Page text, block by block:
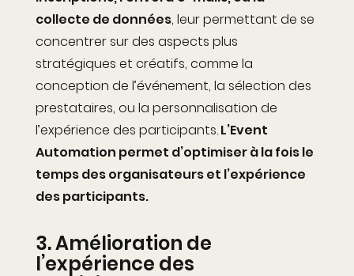
collecte de données, leur permettant de se
concentrer sur des aspects plus
stratégiques et créatifs, comme la
conception de l’événement, la sélection des
prestataires, ou la personnalisation de
l’expérience des participants.L’Event
Automation permet d’optimiser à la fois le
temps des organisateurs et l’expérience
des participants.
3.Amélioration de
l’expérience des